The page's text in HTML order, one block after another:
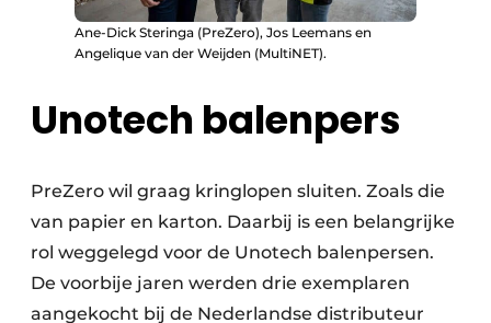
Ane-Dick Steringa (PreZero), Jos Leemans en
Angelique van der Weijden (MultiNET).
Unotech balenpers
PreZero wil graag kringlopen sluiten. Zoals die
van papier en karton. Daarbij is een belangrijke
rol weggelegd voor de Unotech balenpersen.
De voorbije jaren werden drie exemplaren
aangekocht bij de Nederlandse distributeur